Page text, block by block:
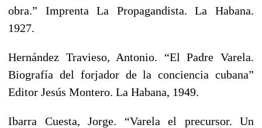
obra.” Imprenta La Propagandista. La Habana.
1927.
Hernández Travieso, Antonio. “El Padre Varela.
Biografía del forjador de la conciencia cubana”
Editor Jesús Montero. La Habana, 1949.
Ibarra Cuesta, Jorge. “Varela el precursor. Un